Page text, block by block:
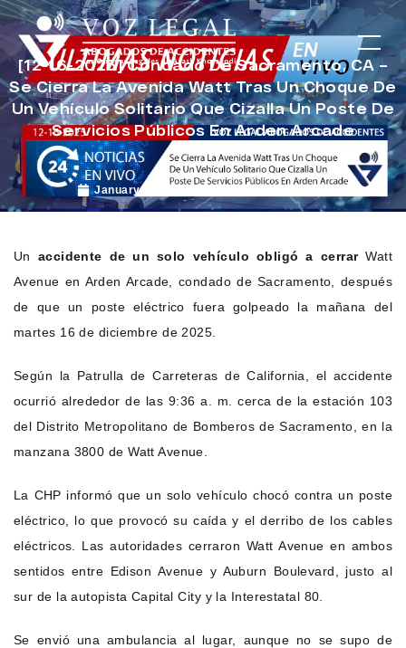
[12-16-2025] Condado De Sacramento, CA –
Se Cierra La Avenida Watt Tras Un Choque De
Un Vehículo Solitario Que Cizalla Un Poste De
Servicios Públicos En Arden Arcade
January 6, 2026
Un accidente de un solo vehículo obligó a cerrarWatt
Avenue en Arden Arcade, condado de Sacramento, después
de que un poste eléctrico fuera golpeado la mañana del
martes 16 de diciembre de 2025.
Según la Patrulla de Carreteras de California, el accidente
ocurrió alrededor de las 9:36 a. m. cerca de la estación 103
del Distrito Metropolitano de Bomberos de Sacramento, en la
manzana 3800 de Watt Avenue.
La CHP informó que un solo vehículo chocó contra un poste
eléctrico, lo que provocó su caída y el derribo de los cables
eléctricos. Las autoridades cerraron Watt Avenue en ambos
sentidos entre Edison Avenue y Auburn Boulevard, justo al
sur de la autopista Capital City y la Interestatal 80.
Se envió una ambulancia al lugar, aunque no se supo de